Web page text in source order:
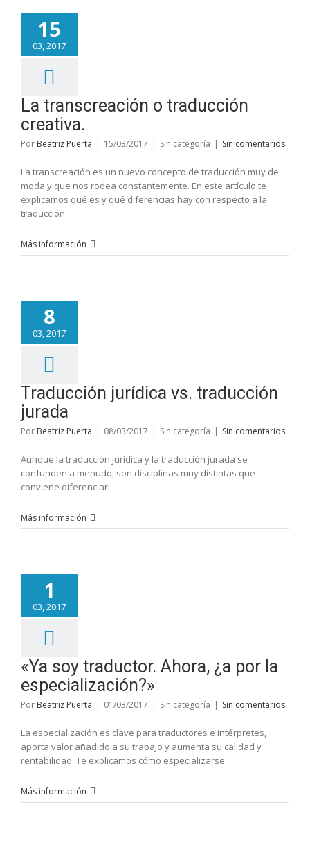
15
03, 2017
La transcreación o traducción
creativa.
Por Beatriz Puerta | 15/03/2017 | Sin categoría | Sin comentarios
La transcreación es un nuevo concepto de traducción muy de
moda y que nos rodea constantemente. En este artículo te
explicamos qué es y qué diferencias hay con respecto a la
traducción.
Más información
8
03, 2017
Traducción jurídica vs. traducción
jurada
Por Beatriz Puerta | 08/03/2017 | Sin categoría | Sin comentarios
Aunque la traducción jurídica y la traducción jurada se
confunden a menudo, son disciplinas muy distintas que
conviene diferenciar.
Más información
1
03, 2017
«Ya soy traductor. Ahora, ¿a por la
especialización?»
Por Beatriz Puerta | 01/03/2017 | Sin categoría | Sin comentarios
La especialización es clave para traductores e intérpretes,
aporta valor añadido a su trabajo y aumenta su calidad y
rentabilidad. Te explicamos cómo especializarse.
Más información